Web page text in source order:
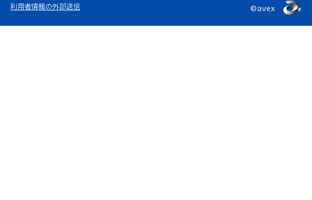
利用者情報の外部送信 ©avex